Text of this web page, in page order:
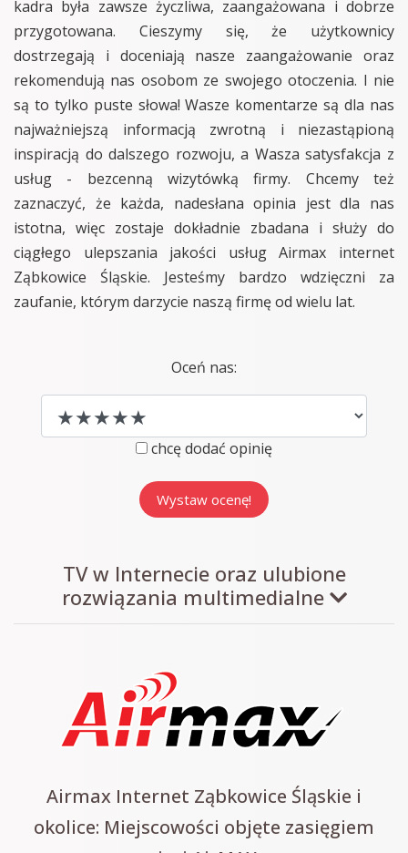
kadra była zawsze życzliwa, zaangażowana i dobrze
przygotowana. Cieszymy się, że użytkownicy
dostrzegają i doceniają nasze zaangażowanie oraz
rekomendują nas osobom ze swojego otoczenia. I nie
są to tylko puste słowa! Wasze komentarze są dla nas
najważniejszą informacją zwrotną i niezastąpioną
inspiracją do dalszego rozwoju, a Wasza satysfakcja z
usług - bezcenną wizytówką firmy. Chcemy też
zaznaczyć, że każda, nadesłana opinia jest dla nas
istotna, więc zostaje dokładnie zbadana i służy do
ciągłego ulepszania jakości usług Airmax internet
Ząbkowice Śląskie. Jesteśmy bardzo wdzięczni za
zaufanie, którym darzycie naszą firmę od wielu lat.
Oceń nas:
chcę dodać opinię
TV w Internecie oraz ulubione
rozwiązania multimedialne
Airmax Internet Ząbkowice Śląskie i
okolice: Miejscowości objęte zasięgiem